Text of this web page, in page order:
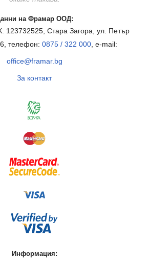
на Фрамар ООД:
Стара Загора, ул. Петър
телефон: 0875 / 322 000, e-mail:
office@framar.bg
За контакт
Информация: